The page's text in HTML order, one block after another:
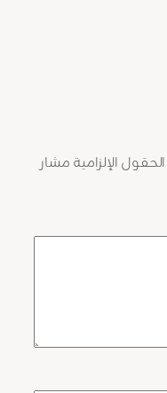
الحقول الإلزامية مشار